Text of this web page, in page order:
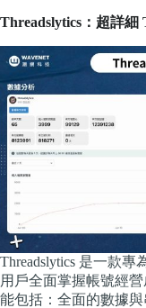
Threadslytics：超詳細
Threadslytics 是一款專
用戶全面掌握帳號經
能包括：全面的數據